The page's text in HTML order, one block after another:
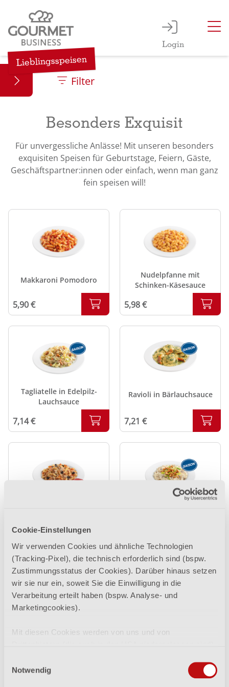
Cookie-Einstellungen
Wir verwenden Cookies und ähnliche Technologien
(Tracking-Pixel), die technisch erforderlich sind (bspw.
Zustimmungsstatus der Cookies). Darüber hinaus setzen
wir sie nur ein, soweit Sie die Einwilligung in die
Verarbeitung erteilt haben (bspw. Analyse- und
Marketingcookies).
Mit diesen Cookies werden von uns und von
wird vom Europäischen Gerichtshof kein angemessenes
Datenschutzniveau bescheinigt. Es besteht insbesondere
Notwendig
Lieblingsspeisen
Login
0 Slide
Filter
Besonders Exquisit
Für unvergessliche Anlässe! Mit unseren besonders
exquisiten Speisen für Geburtstage, Feiern, Gäste,
Geschäftspartner:innen oder einfach, wenn man ganz
fein speisen will!
Makkaroni Pomodoro
5,90 €
Nudelpfanne mit
Schinken-Käsesauce
5,98 €
Tagliatelle in Edelpilz-
Lauchsauce
7,14 €
Ravioli in Bärlauchsauce
7,21 €
Fleischnudeln
6,35 €
Eierschwammerlsauce